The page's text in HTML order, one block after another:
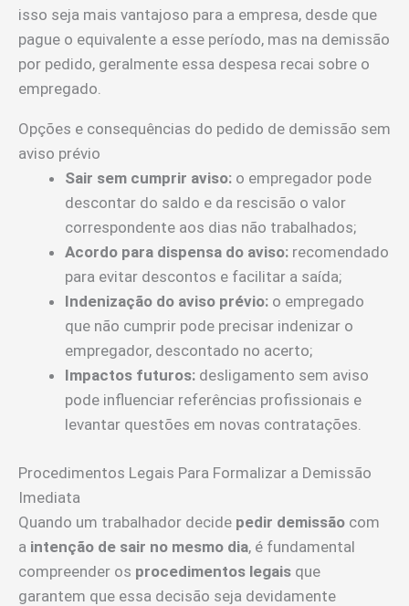
isso seja mais vantajoso para a empresa, desde que
pague o equivalente a esse período, mas na demissão
por pedido, geralmente essa despesa recai sobre o
empregado.
Opções e consequências do pedido de demissão sem
aviso prévio
Sair sem cumprir aviso: o empregador pode
descontar do saldo e da rescisão o valor
correspondente aos dias não trabalhados;
Acordo para dispensa do aviso: recomendado
para evitar descontos e facilitar a saída;
Indenização do aviso prévio: o empregado
que não cumprir pode precisar indenizar o
empregador, descontado no acerto;
Impactos futuros: desligamento sem aviso
pode influenciar referências profissionais e
levantar questões em novas contratações.
Procedimentos Legais Para Formalizar a Demissão
Imediata
Quando um trabalhador decide pedir demissão com
a intenção de sair no mesmo dia, é fundamental
compreender os procedimentos legais que
garantem que essa decisão seja devidamente